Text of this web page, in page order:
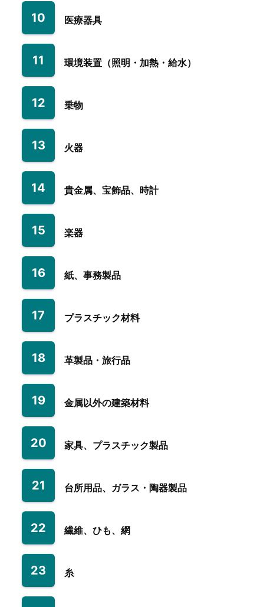
10 医療器具
11 環境装置（照明・加熱・給水）
12 乗物
13 火器
14 貴金属、宝飾品、時計
15 楽器
16 紙、事務製品
17 プラスチック材料
18 革製品・旅行品
19 金属以外の建築材料
20 家具、プラスチック製品
21 台所用品、ガラス・陶器製品
22 繊維、ひも、網
23 糸